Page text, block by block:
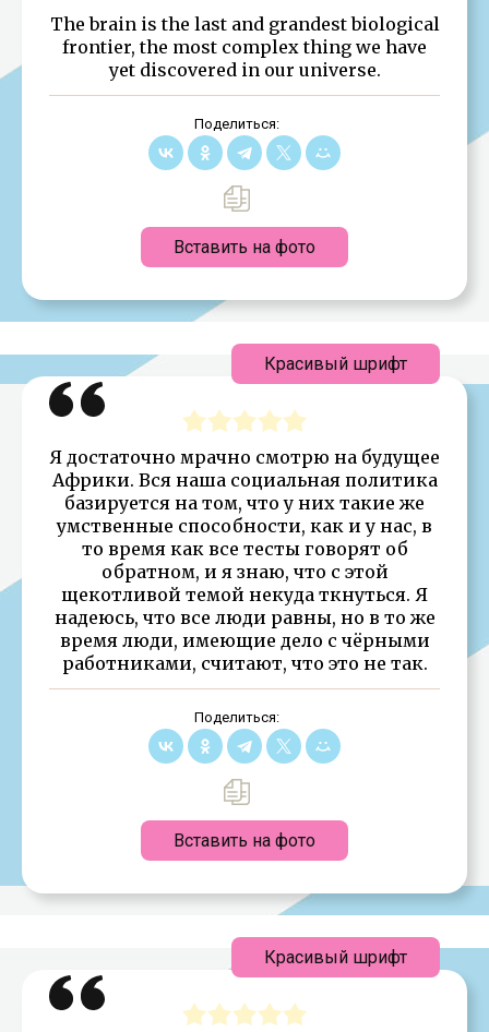
The brain is the last and grandest biological
frontier, the most complex thing we have
yet discovered in our universe.
Поделиться:
Вставить на фото
Я достаточно мрачно смотрю на будущее
Африки. Вся наша социальная политика
базируется на том, что у них такие же
умственные способности, как и у нас, в
то время как все тесты говорят об
обратном, и я знаю, что с этой
щекотливой темой некуда ткнуться. Я
надеюсь, что все люди равны, но в то же
время люди, имеющие дело с чёрными
работниками, считают, что это не так.
Поделиться:
Вставить на фото
Красивый шрифт
Красивый шрифт